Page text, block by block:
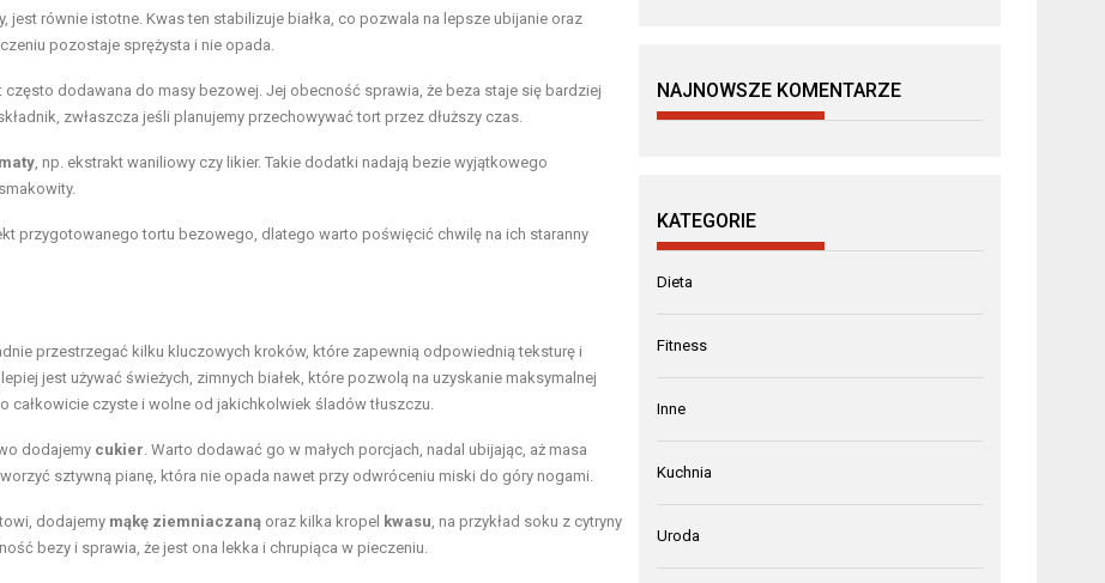
jest równie istotne. Kwas ten stabilizuje białka, co pozwala na lepsze ubijanie oraz
pozostaje sprężysta i nie opada.
często dodawana do masy bezowej. Jej obecność sprawia, że beza staje się bardziej
zwłaszcza jeśli planujemy przechowywać tort przez dłuższy czas.
, np. ekstrakt waniliowy czy likier. Takie dodatki nadają bezie wyjątkowego
przygotowanego tortu bezowego, dlatego warto poświęcić chwilę na ich staranny
przestrzegać kilku kluczowych kroków, które zapewnią odpowiednią teksturę i
jest używać świeżych, zimnych białek, które pozwolą na uzyskanie maksymalnej
całkowicie czyste i wolne od jakichkolwiek śladów tłuszczu.
dodajemy cukier. Warto dodawać go w małych porcjach, nadal ubijając, aż masa
sztywną pianę, która nie opada nawet przy odwróceniu miski do góry nogami.
dodajemy mąkę ziemniaczaną oraz kilka kropel kwasu, na przykład soku z cytryny
bezy i sprawia, że jest ona lekka i chrupiąca w pieczeniu.
NAJNOWSZE KOMENTARZE
KATEGORIE
Dieta
Fitness
Inne
Kuchnia
Uroda